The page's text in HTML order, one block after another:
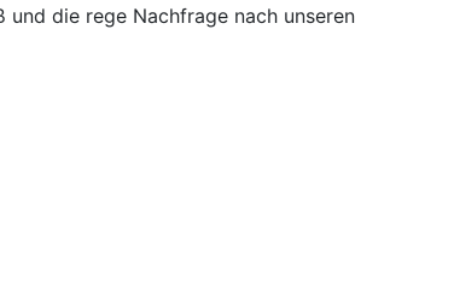
die rege Nachfrage nach unseren